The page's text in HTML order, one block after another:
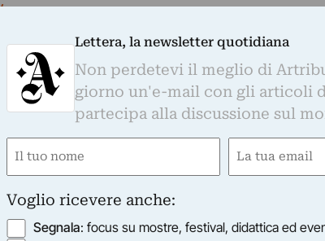
Keith & Kenny, gradisce coca o ero? Film
Andy Warhol “eletto” al Parlamento scozzese
organizzato nel 1983 da Keith Haring e Kenny
una scelta di cocaina o eroina. E altri
Mattioli
Lettera, la newsletter quotidiana
Non perdetevi il meglio di
giorno un'e-mail con gli articoli
partecipa alla discussione sul
Nome
Email
Voglio ricevere anche:
Segnala: focus su mostre, festival, didattica ed